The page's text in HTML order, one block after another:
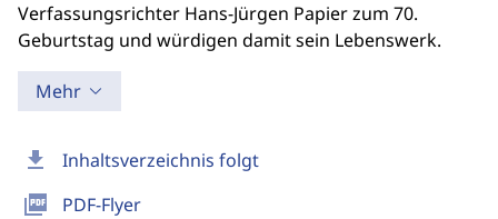
download Inhaltsverzeichnis folgt
picture_as_pdf PDF-Flyer
Verfassungsrichter Hans-Jürgen Papier zum 70.
Geburtstag und würdigen damit sein Lebenswerk.
Mehr